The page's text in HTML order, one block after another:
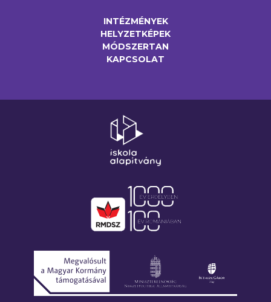
INTÉZMÉNYEK
HELYZETKÉPEK
MÓDSZERTAN
KAPCSOLAT